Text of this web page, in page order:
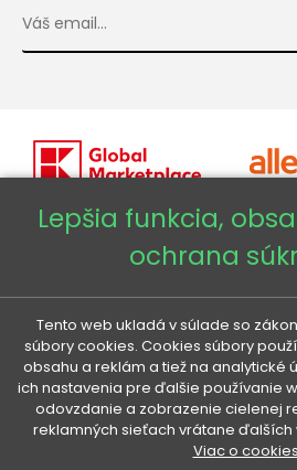
Copyright © 2026 -
Veneti
Veneti
Veneti
Lepšia funkcia,
ochrana
Tento web ukladá v súlade so
súbory cookies. Cookies súbory
obsahu a reklám a tiež na analytické
ich nastavenia pre ďalšie používanie
odovzdanie a zobrazenie cielenej
reklamných sieťach vrátane ďalších
Viac o